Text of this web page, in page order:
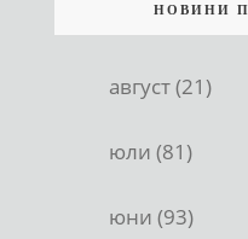
НОВИНИ
август (21)
юли (81)
юни (93)